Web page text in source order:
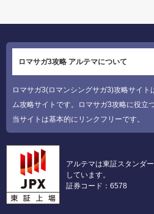
ロマサガ3攻略 アルテマについて
ロマサガ3(ロマンシングサガ3)攻略サイ
ム攻略サイトです。ロマサガ3攻略に役立
当サイトは基本的にリンクフリーです。
アルテマは東証スタンダ
しています。
証券コード：6578